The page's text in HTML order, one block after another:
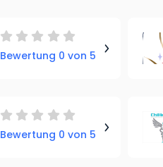
Bewertung 0 von 5
Bewertung 0 von 5